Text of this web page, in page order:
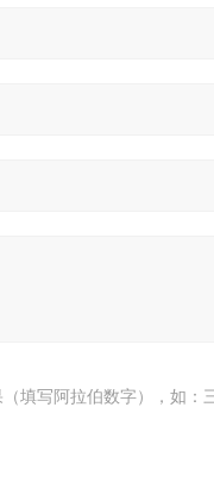
填写阿拉伯数字），如：